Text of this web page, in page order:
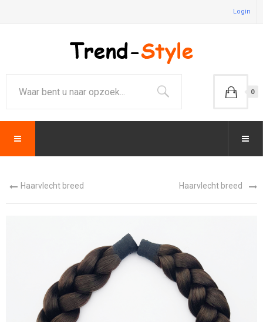
Login
0
Haarvlecht breed Haarvlecht breed